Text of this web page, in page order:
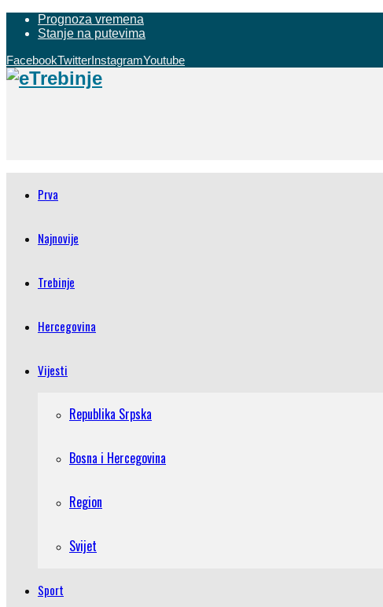
Prognoza vremena
Stanje na putevima
FacebookTwitterInstagramYoutube
Prva
Najnovije
Trebinje
Hercegovina
Vijesti
Republika Srpska
Bosna i Hercegovina
Region
Svijet
Sport